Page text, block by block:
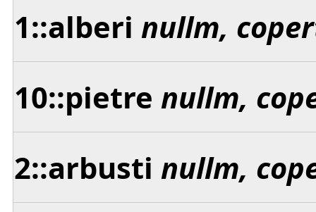
1::alberi nullm,
10::pietre nullm,
2::arbusti nullm,